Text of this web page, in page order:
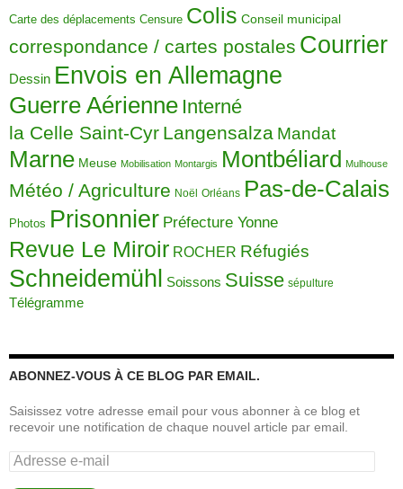
Carte des déplacements Censure Colis Conseil municipal
correspondance / cartes postales Courrier
Dessin Envois en Allemagne
Guerre Aérienne Interné
la Celle Saint-Cyr Langensalza Mandat
Marne Meuse Mobilisation Montargis Montbéliard Mulhouse
Météo / Agriculture Noël Orléans Pas-de-Calais
Photos Prisonnier Préfecture Yonne
Revue Le Miroir ROCHER Réfugiés
Schneidemühl Soissons Suisse sépulture
Télégramme
ABONNEZ-VOUS À CE BLOG PAR EMAIL.
Saisissez votre adresse email pour vous abonner à ce blog et
recevoir une notification de chaque nouvel article par email.
Adresse
e-